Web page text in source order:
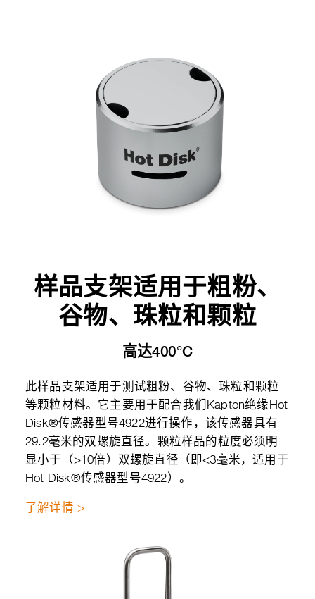
样品支架适用于粗粉、
谷物、珠粒和颗粒
高达400°C
此样品支架适用于测试粗粉、谷物、珠粒和颗粒
等颗粒材料。它主要用于配合我们Kapton绝缘Hot
Disk®传感器型号4922进行操作，该传感器具有
29.2毫米的双螺旋直径。颗粒样品的粒度必须明
显小于（>10倍）双螺旋直径（即<3毫米，适用于
Hot Disk®传感器型号4922）。
了解详情 >